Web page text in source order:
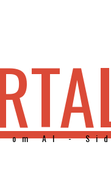
om AI -